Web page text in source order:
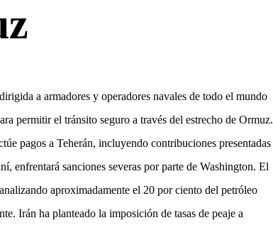
a armadores y operadores navales de todo el mundo
permitir el tránsito seguro a través del estrecho de Ormuz.
pagos a Teherán, incluyendo contribuciones presentadas
enfrentará sanciones severas por parte de Washington. El
aproximadamente el 20 por ciento del petróleo
Irán ha planteado la imposición de tasas de peaje a